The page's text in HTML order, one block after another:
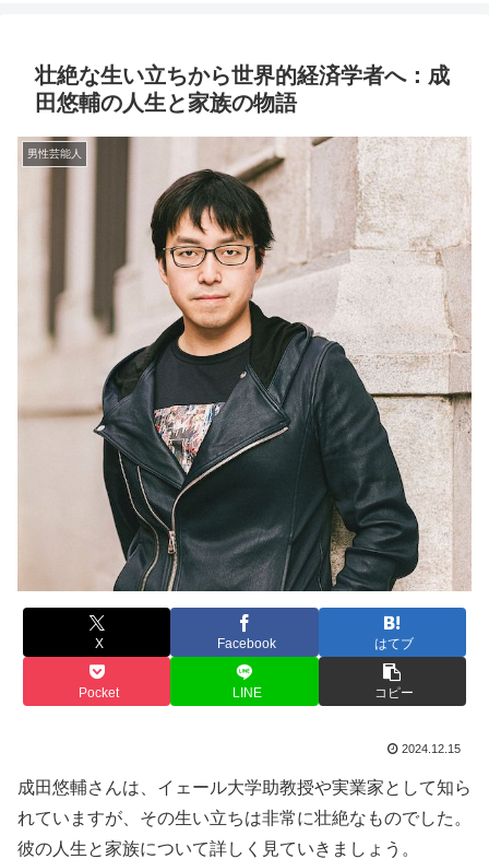
壮絶な生い立ちから世界的経済学者へ：成
田悠輔の人生と家族の物語
男性芸能人
X Facebook はてブ
Pocket LINE コピー
2024.12.15
成田悠輔さんは、イェール大学助教授や実業家として知ら
れていますが、その生い立ちは非常に壮絶なものでした。
彼の人生と家族について詳しく見ていきましょう。